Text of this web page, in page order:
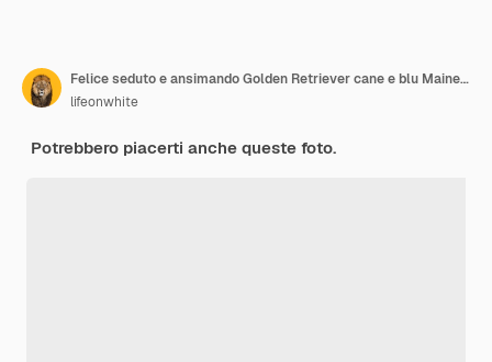
Felice seduto e ansimando Golden Retriever cane e blu Maine Coon gatto guardando la telecamera isolato su giallo
lifeonwhite
Potrebbero piacerti anche queste foto.